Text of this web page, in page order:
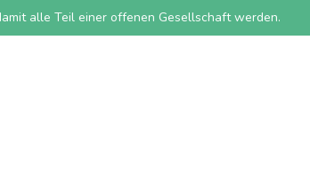
alle Teil einer offenen Gesellschaft werden.